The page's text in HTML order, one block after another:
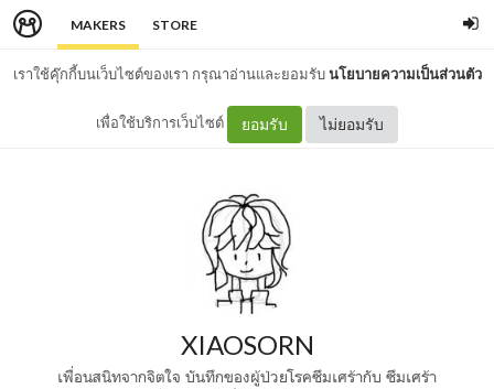
MAKERS STORE
เราใช้คุ๊กกี้บนเว็บไซต์ของเรา กรุณาอ่านและยอมรับนโยบายความเป็นส่วนตัว
เพื่อใช้บริการเว็บไซต์ ยอมรับ ไม่ยอมรับ
XIAOSORN
เพื่อนสนิทจากจิตใจ บันทึกของผู้ป่วยโรคซึมเศร้ากับ ซึมเศร้า